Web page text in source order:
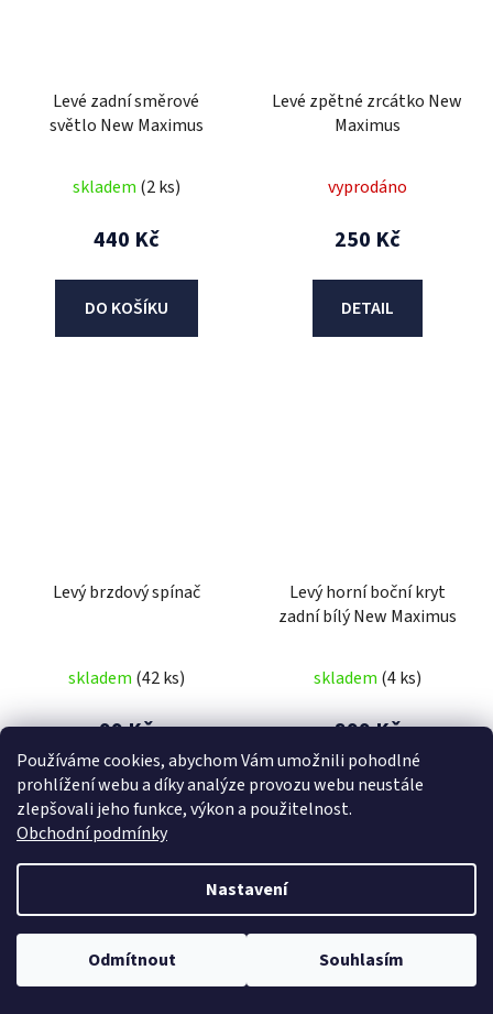
Používáme cookies, abychom Vám umožnili pohodlné
prohlížení webu a díky analýze provozu webu neustále
zlepšovali jeho funkce, výkon a použitelnost.
Obchodní podmínky
Nastavení
Odmítnout Souhlasím
Levé zadní směrové
světlo New Maximus
skladem (2 ks)
440 Kč
DO KOŠÍKU
Levé zpětné zrcátko New
Maximus
vyprodáno
250 Kč
DETAIL
Levý brzdový spínač
skladem (42 ks)
99 Kč
DO KOŠÍKU
Levý horní boční kryt
zadní bílý New Maximus
skladem (4 ks)
899 Kč
DO KOŠÍKU